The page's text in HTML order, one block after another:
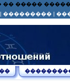
�� �����
| ��������� |